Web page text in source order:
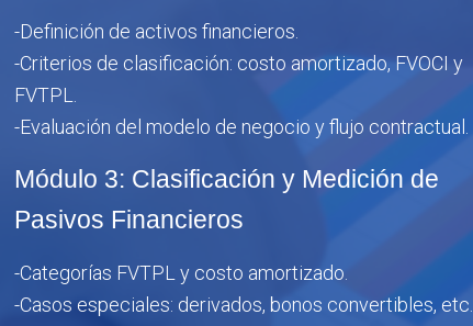
-Definición de activos financieros.
-Criterios de clasificación: costo amortizado, FVOCI y
FVTPL.
-Evaluación del modelo de negocio y flujo contractual.
Módulo 3: Clasificación y Medición de
Pasivos Financieros
-Categorías FVTPL y costo amortizado.
-Casos especiales: derivados, bonos convertibles, etc.